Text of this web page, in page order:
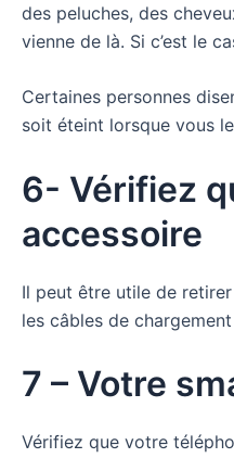
des peluches, des
vienne de là. Si c’est le
Certaines personnes
soit éteint lorsque vous
6- Vérifiez
accessoire
Il peut être utile de
les câbles de
7 – Votre
Vérifiez que votre